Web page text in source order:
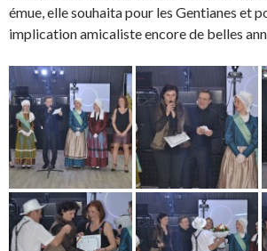
émue, elle souhaita pour les Gentianes et
implication amicaliste encore de belles